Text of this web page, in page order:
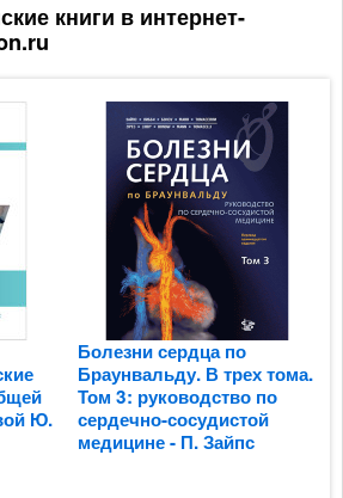
книги в интернет-
Ю.
Болезни сердца по
Браунвальду. В трех тома.
Том 3: руководство по
сердечно-сосудистой
медицине - П. Зайпс